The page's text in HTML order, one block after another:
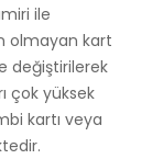
ile
olmayan kart
değiştirilerek
çok yüksek
kartı veya